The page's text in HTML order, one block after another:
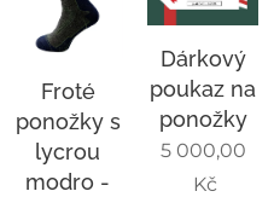
Froté
ponožky s
lycrou
modro -
Dárkový
poukaz na
ponožky
5 000,00
Kč